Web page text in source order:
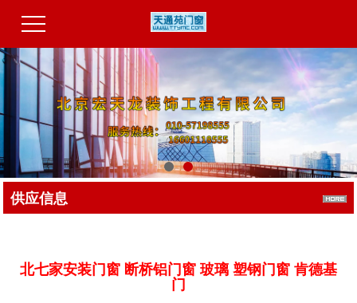
供应信息
北七家安装门窗 断桥铝门窗 玻璃 塑钢门窗 肯德基
门